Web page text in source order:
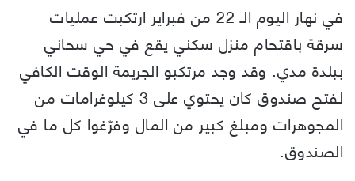
في نهار اليوم الـ 22 من فبراير ارتكبت عمليات
سرقة باقتحام منزل سكني يقع في حي سحاني
ببلدة مدي. وقد وجد مرتكبو الجريمة الوقت الكافي
لفتح صندوق كان يحتوي على 3 كيلوغرامات من
المجوهرات ومبلغ كبير من المال وفرّغوا كل ما في
الصندوق.